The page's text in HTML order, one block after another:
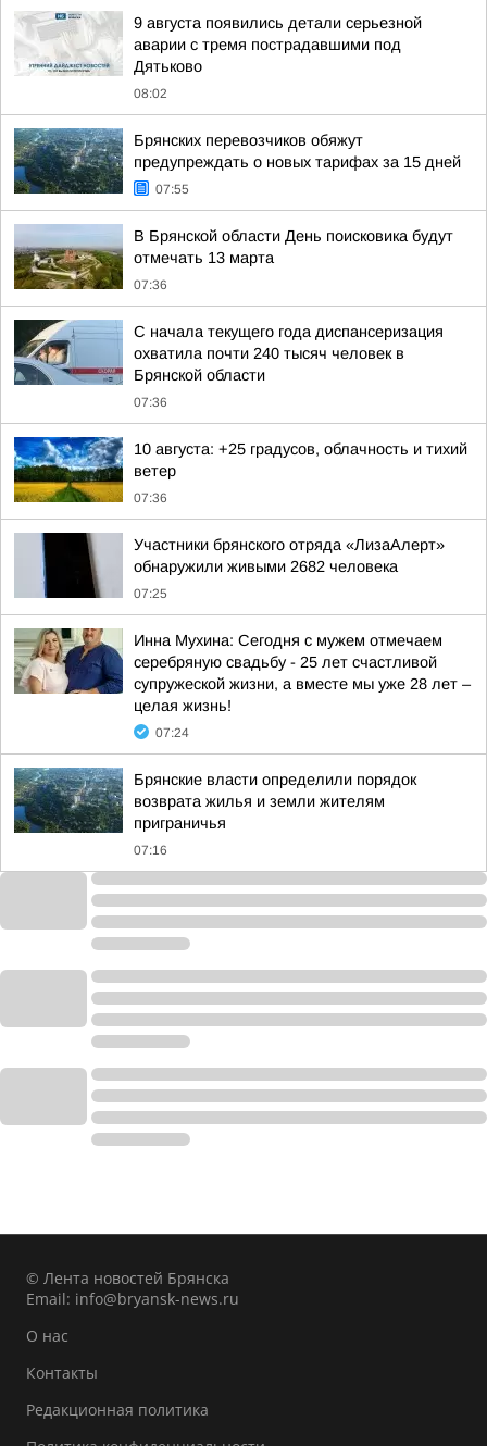
9 августа появились детали серьезной
аварии с тремя пострадавшими под
Дятьково
08:02
Брянских перевозчиков обяжут
предупреждать о новых тарифах за 15 дней
07:55
В Брянской области День поисковика будут
отмечать 13 марта
07:36
С начала текущего года диспансеризация
охватила почти 240 тысяч человек в
Брянской области
07:36
10 августа: +25 градусов, облачность и тихий
ветер
07:36
Участники брянского отряда «ЛизаАлерт»
обнаружили живыми 2682 человека
07:25
Инна Мухина: Сегодня с мужем отмечаем
серебряную свадьбу - 25 лет счастливой
супружеской жизни, а вместе мы уже 28 лет –
целая жизнь!
07:24
Брянские власти определили порядок
возврата жилья и земли жителям
приграничья
07:16
© Лента новостей Брянска
Email: info@bryansk-news.ru
О нас
Контакты
Редакционная политика